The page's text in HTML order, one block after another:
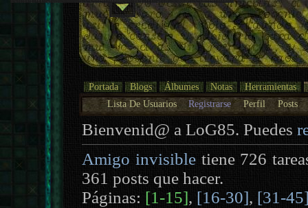
Portada Blogs Álbumes Notas
Herramientas
Lista De Usuarios
Registrarse Perfil Posts
Bienvenid@ a LoG85. Puedes
Amigo invisibletiene 726
361 posts que hacer.
Páginas: [1-15], [16-30], [31-